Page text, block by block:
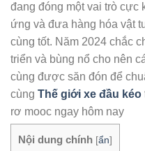
đang đóng một vai trò cực
ứng và đưa hàng hóa vật
cùng tốt. Năm 2024 chắc
triển và bùng nổ cho nên
cùng được săn đón để
cùng Thế giới xe đầu kéo
rơ mooc ngay hôm nay
Nội dung chính [ẩn]